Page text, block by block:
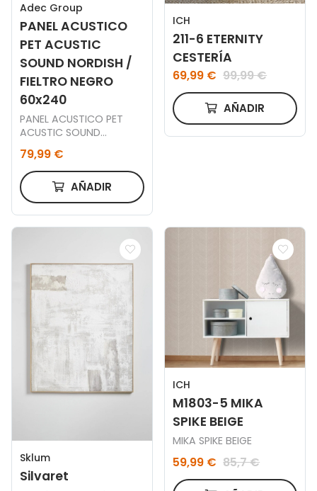
Adec Group
PANEL ACUSTICO
PET ACUSTIC
SOUND NORDISH /
FIELTRO NEGRO
60x240
PANEL ACUSTICO PET
ACUSTIC SOUND
NEGRO 60 x 240 CM
79,99 €
AÑADIR
ICH
211-6 ETERNITY
CESTERÍA
69,99 € 99,99 €
AÑADIR
Sklum
Silvaret
ICH
M1803-5 MIKA
SPIKE BEIGE
MIKA SPIKE BEIGE
59,99 € 85,7 €